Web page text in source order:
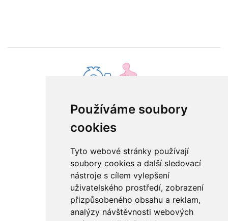
Používáme soubory
cookies
Tyto webové stránky používají
soubory cookies a další sledovací
nástroje s cílem vylepšení
uživatelského prostředí, zobrazení
přizpůsobeného obsahu a reklam,
analýzy návštěvnosti webových
info@cadbt.cz
Stanovy
Výroční zprávy
Kontakt